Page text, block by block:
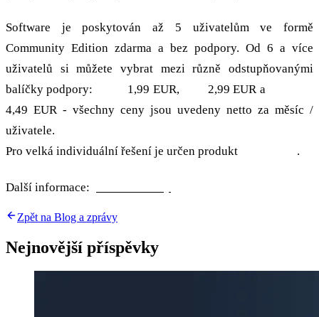
Software je poskytován až 5 uživatelům ve formě
Community Edition zdarma a bez podpory. Od 6 a více
uživatelů si můžete vybrat mezi různě odstupňovanými
balíčky podpory:
1,99 EUR, 2,99 EUR a
4,49 EUR - všechny ceny jsou uvedeny netto za měsíc /
uživatele.
Pro velká individuální řešení je určen produkt
.
Další informace:
Zpět na Blog a zprávy
Nejnovější příspěvky